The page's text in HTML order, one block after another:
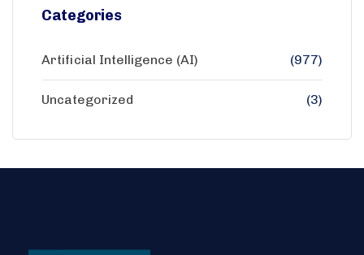
Categories
Artificial Intelligence (AI) (977)
Uncategorized (3)